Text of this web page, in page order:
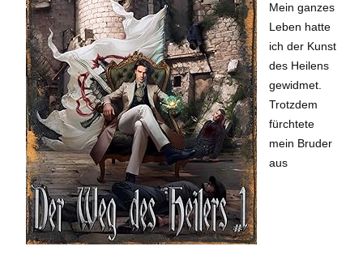
Mein ganzes
Leben hatte
ich der Kunst
des Heilens
gewidmet.
Trotzdem
fürchtete
mein Bruder
aus